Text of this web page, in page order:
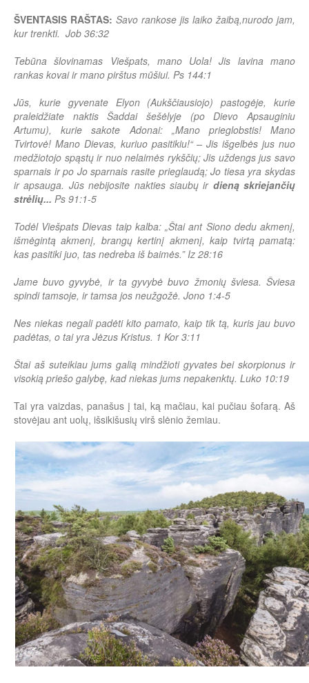
ŠVENTASIS RAŠTAS: Savo rankose jis laiko žaibą,nurodo jam,
kur trenkti. Job 36:32
Tebūna šlovinamas Viešpats, mano Uola! Jis lavina mano
rankas kovai ir mano pirštus mūšiui. Ps 144:1
Jūs, kurie gyvenate Elyon (Aukščiausiojo) pastogėje, kurie
praleidžiate naktis Šaddai šešėlyje (po Dievo Apsauginiu
Artumu), kurie sakote Adonai: „Mano prieglobstis! Mano
Tvirtovė! Mano Dievas, kuriuo pasitikiu!“ – Jis išgelbės jus nuo
medžiotojo spąstų ir nuo nelaimės rykščių; Jis uždengs jus savo
sparnais ir po Jo sparnais rasite prieglaudą; Jo tiesa yra skydas
ir apsauga. Jūs nebijosite nakties siaubų ir dieną skriejančių
strėlių... Ps 91:1-5
Todėl Viešpats Dievas taip kalba: „Štai ant Siono dedu akmenį,
išmėgintą akmenį, brangų kertinį akmenį, kaip tvirtą pamatą:
kas pasitiki juo, tas nedreba iš baimės.” Iz 28:16
Jame buvo gyvybė, ir ta gyvybė buvo žmonių šviesa. Šviesa
spindi tamsoje, ir tamsa jos neužgožė. Jono 1:4-5
Nes niekas negali padėti kito pamato, kaip tik tą, kuris jau buvo
padėtas, o tai yra Jėzus Kristus. 1 Kor 3:11
Štai aš suteikiau jums galią mindžioti gyvates bei skorpionus ir
visokią priešo galybę, kad niekas jums nepakenktų. Luko 10:19
Tai yra vaizdas, panašus į tai, ką mačiau, kai pučiau šofarą. Aš
stovėjau ant uolų, išsikišusių virš slėnio žemiau.